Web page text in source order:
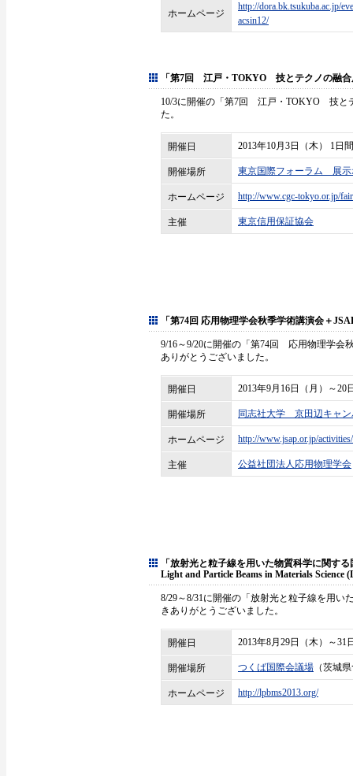
ホームページ
http://dora.bk.tsukuba.ac.jp/
acsin12/
「第7回 江戸・TOKYO 技とテクノの融合
10/3に開催の「第7回 江戸・TOKYO 技と
た。
開催日 2013年10月3日（木） 1日間
開催場所 東京国際フォーラム 展示
ホームページ http://www.cgc-tokyo.or.jp/
主催 東京信用保証協会
「第74回 応用物理学会秋季学術講演会＋
9/16～9/20に開催の「第74回 応用物理学会
ありがとうございました。
開催日 2013年9月16日（月）～20
開催場所 同志社大学 京田辺キャン
ホームページ http://www.jsap.or.jp/
主催 公益社団法人応用物理学会
「放射光と粒子線を用いた物質科学に関す
Light and Particle Beams in Materials Science
8/29～8/31に開催の「放射光と粒子線を用い
きありがとうございました。
開催日 2013年8月29日（木）～31
開催場所 つくば国際会議場 （茨城
ホームページ http://lpbms2013.org/